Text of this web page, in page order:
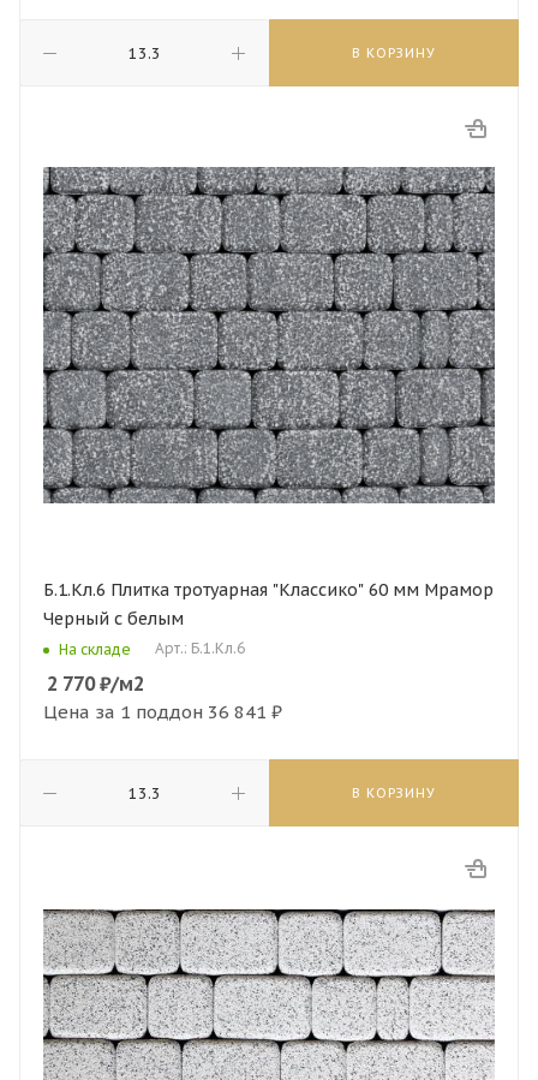
В КОРЗИНУ
Б.1.Кл.6 Плитка тротуарная "Классико" 60 мм Мрамор
Черный с белым
На складе Арт.: Б.1.Кл.6
2 770₽/м2
Цена за 1 поддон 36 841 ₽
В КОРЗИНУ